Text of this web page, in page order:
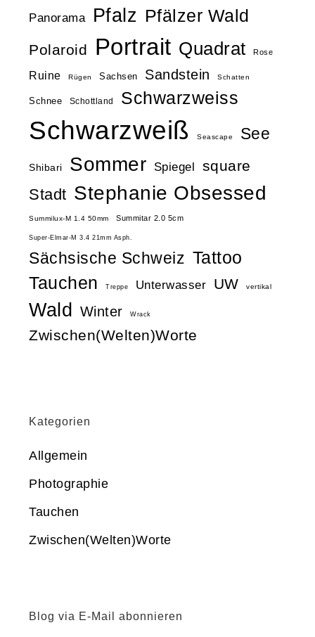
Panorama Pfalz Pfälzer Wald
Polaroid Portrait Quadrat Rose
Ruine Rügen Sachsen Sandstein Schatten
Schnee Schottland Schwarzweiss
Schwarzweiß Seascape See
Shibari Sommer Spiegel square
Stadt Stephanie Obsessed
Summilux-M 1.4 50mm Summitar 2.0 5cm
Super-Elmar-M 3.4 21mm Asph.
Sächsische Schweiz Tattoo
Tauchen
Treppe Unterwasser UW vertikal
Wald Winter Wrack
Zwischen(Welten)Worte
Kategorien
Allgemein
Photographie
Tauchen
Zwischen(Welten)Worte
Blog via E-Mail abonnieren